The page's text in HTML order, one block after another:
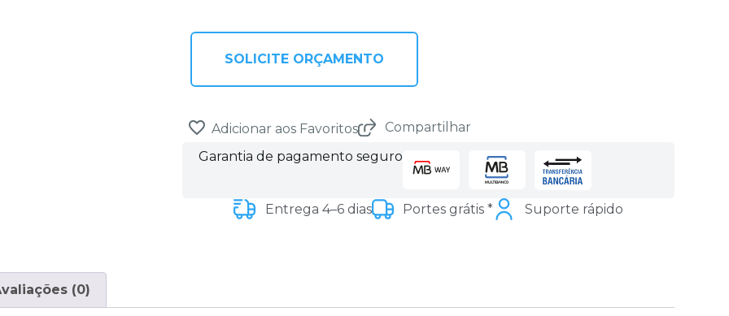
SOLICITE ORÇAMENTO
Adicionar aos Favoritos
Compartilhar
Garantia de pagamento seguro
Entrega 4–6 dias Portes grátis * Suporte rápido
(0)